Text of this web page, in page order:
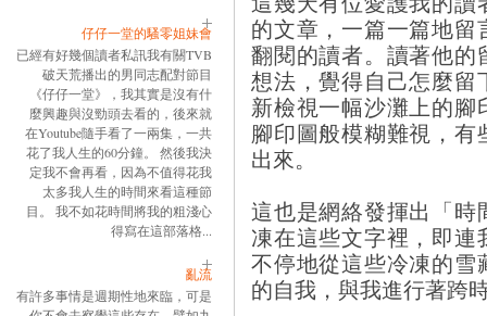
仔仔一堂的騷零姐妹會
已經有好幾個讀者私訊我有關TVB
破天荒播出的男同志配對節目
《仔仔一堂》，我其實是沒有什
麼興趣與沒勁頭去看的，後來就
在Youtube隨手看了一兩集，一共
花了我人生的60分鐘。 然後我決
定我不會再看，因為不值得花我
太多我人生的時間來看這種節
目。 我不如花時間將我的粗淺心
得寫在這部落格...
亂流
有許多事情是週期性地來臨，可是
的文章，一篇一篇地
翻閱的讀者。讀著他的
想法，覺得自己怎麼留
新檢視一幅沙灘上的
腳印圖般模糊難視，
出來。
這也是網絡發揮出「時
凍在這些文字裡，即
不停地從這些冷凍的雪
的自我，與我進行著跨